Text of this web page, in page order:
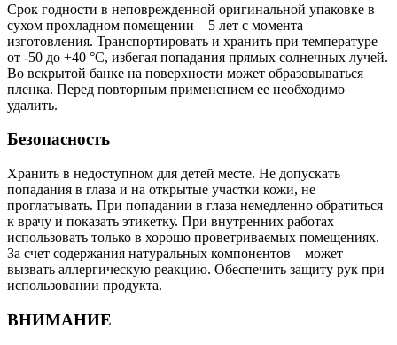
Срок годности в неповрежденной оригинальной упаковке в
сухом прохладном помещении – 5 лет с момента
изготовления. Транспортировать и хранить при температуре
от -50 до +40 °С, избегая попадания прямых солнечных лучей.
Во вскрытой банке на поверхности может образовываться
пленка. Перед повторным применением ее необходимо
удалить.
Безопасность
Хранить в недоступном для детей месте. Не допускать
попадания в глаза и на открытые участки кожи, не
проглатывать. При попадании в глаза немедленно обратиться
к врачу и показать этикетку. При внутренних работах
использовать только в хорошо проветриваемых помещениях.
За счет содержания натуральных компонентов – может
вызвать аллергическую реакцию. Обеспечить защиту рук при
использовании продукта.
ВНИМАНИЕ